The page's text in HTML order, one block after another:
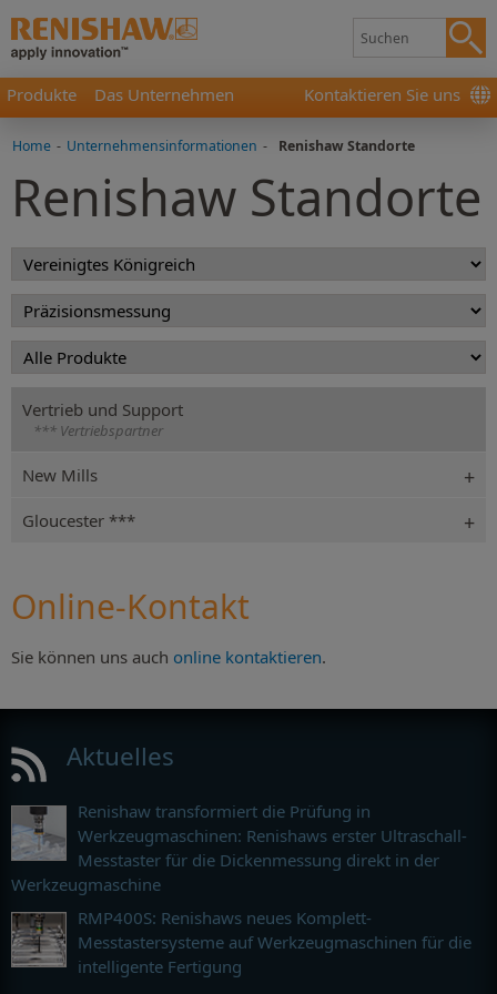
Produkte Das Unternehmen Kontaktieren Sie uns
Home - Unternehmensinformationen - Renishaw Standorte
Renishaw Standorte
Vertrieb und Support
*** Vertriebspartner
New Mills
Gloucester ***
Online-Kontakt
Sie können uns auch online kontaktieren.
Aktuelles
Renishaw transformiert die Prüfung in
Werkzeugmaschinen: Renishaws erster Ultraschall-
Messtaster für die Dickenmessung direkt in der
Werkzeugmaschine
RMP400S: Renishaws neues Komplett-
Messtastersysteme auf Werkzeugmaschinen für die
intelligente Fertigung